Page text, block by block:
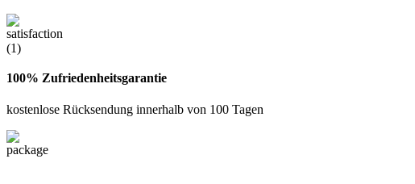
100% Zufriedenheitsgarantie
kostenlose Rücksendung innerhalb von 100 Tagen